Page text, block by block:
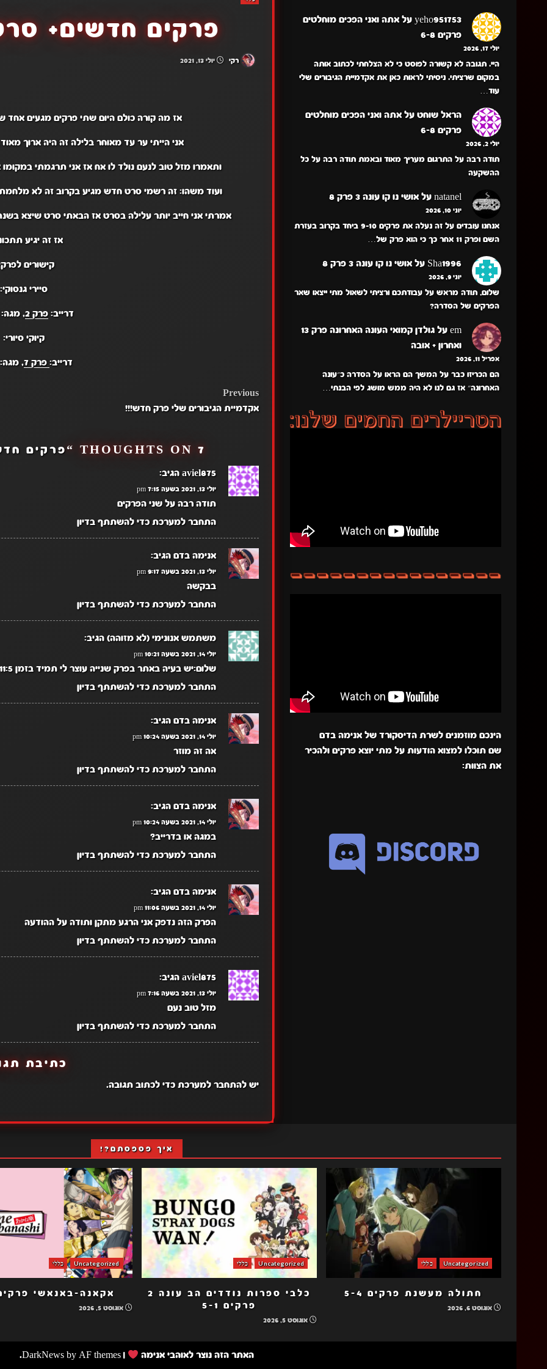
פרקים חדשים+
רקי יולי 13, 2021
אז מה קורה כולם היום שתי פרקים מגעים אחד
אני הייתי ער עד מאוחר בלילה זה היה ארוך
ותאמרו מזל טוב לנעם נולד לו אח אז אני תרגמתי
ועוד משהו: זה רשמי סרט חדש מגיע בקרוב זה לא
אמרתי אני חייב יותר עלילה בסרט אז הבאתי סרט שיצא בשנת 2019 והוא סרט אחלה נשארו לי לא הרבה
אז זה יגיע
קישורים
סיירי גנסוקי:
דרייב: פרק 2 ,
קיוקי סיורי:
דרייב:פרק 7 ,
POST
Previous
אקדמיית הגיבורים שלי פרק חדש!!!
7 THOUGHTS ON “ פרקים
aviel875 הגיב:
יולי 13, 2021 בשעה 7:15 pm
תודה רבה על שני הפרקים
התחבר למערכת כדי להשתתף בדיון
אנימה בדם הגיב:
יולי 13, 2021 בשעה 9:17 pm
בבקשה
התחבר למערכת כדי להשתתף בדיון
משתמש אנונימי (לא מזוהה) הגיב:
יולי 14, 2021 בשעה 10:21 pm
שלום:יש בעיה באתר בפרק שנייה עוצר לי תמיד בזמן 11:5 ולא נותן לי לצפות
התחבר למערכת כדי להשתתף בדיון
אנימה בדם הגיב:
יולי 14, 2021 בשעה 10:24 pm
אה זה מוזר
התחבר למערכת כדי להשתתף בדיון
אנימה בדם הגיב:
יולי 14, 2021 בשעה 10:24 pm
במגה או בדרייב?
התחבר למערכת כדי להשתתף בדיון
אנימה בדם הגיב:
יולי 14, 2021 בשעה 11:06 pm
הפרק הזה נדפק אני הרגע מתקן ותודה על ההודעה
התחבר למערכת כדי להשתתף בדיון
aviel875 הגיב:
יולי 13, 2021 בשעה 7:16 pm
מזל טוב נעם
התחבר למערכת כדי להשתתף בדיון
כתיבת
יש להתחבר למערכתכדי לכתוב תגובה.
yeho951753 עלאתה ואני הפכים מוחלטים
פרקים 6-8
יולי 17, 2026
היי. תגובה לא קשורה לפוסט כי לא הצלחתי לכתוב אותה
במקום שרציתי. ניסיתי לראות כאן את אקדמיית הגיבורים שלי
עוד…
הראל שוחט עלאתה ואני הפכים מוחלטים
פרקים 6-8
יולי 2, 2026
תודה רבה על התרגום מעריך מאוד ובאמת תודה רבה על כל
ההשקעה
natanel עלאושי נו קו עונה 3 פרק 8
יוני 10, 2026
אנחנו עובדים על זה נעלה את פרקים 9-10 ביחד בקרוב בעזרת
השם ופרק 11 אחר כך כי הוא פרק של…
Sha1996 עלאושי נו קו עונה 3 פרק 8
יוני 9, 2026
שלום, תודה מראש על עבודתכם ורציתי לשאול מתי ייצאו שאר
הפרקים של הסדרה?
em על
גולדן קמואי העונה האחרונה פרק 13
ואחרון + אובה
אפריל 11, 2026
הם הכריזו כבר על המשך הם הראו על הסדרה כ״עונה
האחרונה״ אז גם לנו לא היה ממש מושג לפי הבנתי…
הינכם מוזמנים לשרת הדיסקורד של אנימה בדם
שם תוכלו למצוא הודעות על מתי יוצא פרקים ולהכיר
את הצוות:
איך פספסתם?!
Uncategorized כללי
חתולה מעשנת פרקים 5-4
אוגוסט 6, 2026
Uncategorized כללי
כלבי ספרות נודדים הב עונה 2
פרקים 5-1
אוגוסט 5, 2026
Uncategorized כללי
אקאנה-באנאשי פרקים
אוגוסט 5, 2026
האתר הזה נוצר לאוהבי אנימה |
DarkNewsby AF themes.